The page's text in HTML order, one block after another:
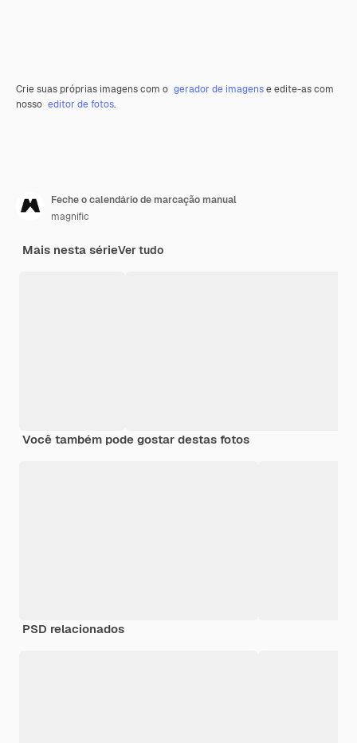
Crie suas próprias imagens com o gerador de imagense edite-as com
nosso editor de fotos.
Feche o calendário de marcação manual
magnific
Mais nesta sérieVer tudo
Você também pode gostar destas fotos
PSD relacionados